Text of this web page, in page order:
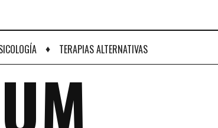
♦ TERAPIAS ALTERNATIVAS